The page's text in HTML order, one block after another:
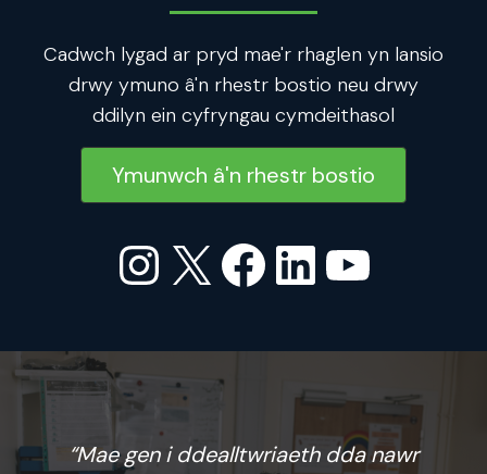
Cadwch lygad ar pryd mae'r rhaglen yn lansio
drwy ymuno â'n rhestr bostio neu drwy
ddilyn ein cyfryngau cymdeithasol
Ymunwch â'n rhestr bostio
Instagram
X Facebook
LinkedIn
“Mae gen i ddealltwriaeth dda nawr